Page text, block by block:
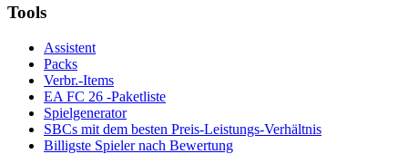
Tools
Assistent
Packs
Verbr.-Items
EA FC 26 -Paketliste
Spielgenerator
SBCs mit dem besten Preis-Leistungs-Verhältnis
Billigste Spieler nach Bewertung